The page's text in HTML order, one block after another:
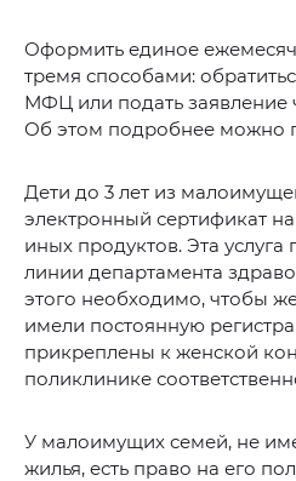
Оформить единое
тремя способами:
МФЦ или подать заявление
Об этом подробнее можно
Дети до 3 лет из
электронный сертификат
иных продуктов. Эта услуга
линии департамента
этого необходимо, чтобы
имели постоянную
прикреплены к женской
поликлинике
У малоимущих семей, не
жилья, есть право на его